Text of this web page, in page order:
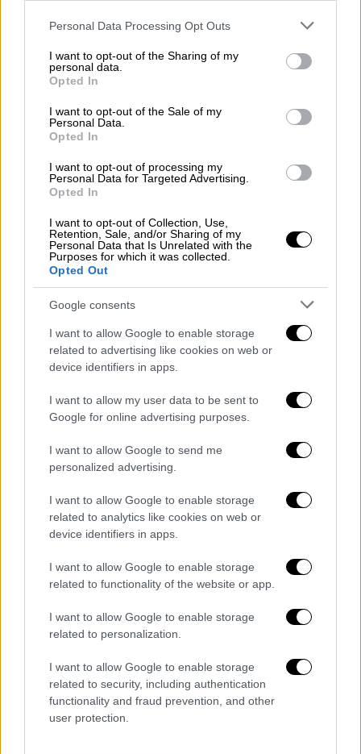
Please note that this website/app uses one or more Google
not limited to your visit or usage behaviour. You may click to
grant or deny consent to Google and its third-party tags to
use your data for below specified purposes in below Google
consent section.
Personal Data Processing Opt Outs
I want to opt-out of the Sharing of my
personal data.
Opted In
I want to opt-out of the Sale of my
Personal Data.
Opted In
I want to opt-out of processing my
Personal Data for Targeted Advertising.
Opted In
I want to opt-out of Collection, Use,
Retention, Sale, and/or Sharing of my
Personal Data that Is Unrelated with the
Purposes for which it was collected.
Opted Out
Google consents
I want to allow Google to enable storage
related to advertising like cookies on web or
device identifiers in apps.
I want to allow my user data to be sent to
Google for online advertising purposes.
I want to allow Google to send me
personalized advertising.
I want to allow Google to enable storage
related to analytics like cookies on web or
device identifiers in apps.
I want to allow Google to enable storage
related to functionality of the website or app.
I want to allow Google to enable storage
related to personalization.
I want to allow Google to enable storage
related to security, including authentication
functionality and fraud prevention, and other
user protection.
παθόντα, τα οποία παρέλαβε ένας εκ των
συλληφθέντων.
Ελλάδα|31.08.2025 20:29
«εγκέφαλοι» μεγάλης εγκληματικής
οργάνωσης στα Χανιά - Πώς
ξεσκεπάστηκαν από τις Αρχές
Αναζητείται άλλος ένας συνεργός
Οι τρεις άνδρες εντοπίστηκαν και
συνελήφθησανμία μέρα αργότερα σε περιοχή
της Δράμας μετά από συντονισμένες
ενέργειες των αστυνομικών της
Υποδιεύθυνσης Δίωξης και Εξιχνίασης
Εγκλημάτων Σερρών, σε συνεργασία με το
Τμήμα Δίωξης και Εξιχνίασης Εγκλημάτων
Δράμας.
Στην κατοχή των συλληφθέντων βρέθηκαν
κατασχέθηκαν χρηματικό ποσό 660 ευρώ,
χρησιμοποιούσαν και τρία κινητά
συνεχίζεται, τόσο για την ταυτοποίηση των
στοιχείων της συνεργού τους, όσο και για
την τυχόν συμμετοχή τους και σε άλλες
παρόμοιες αξιόποινες πράξεις.
Οι συλληφθέντες, με τη δικογραφία που